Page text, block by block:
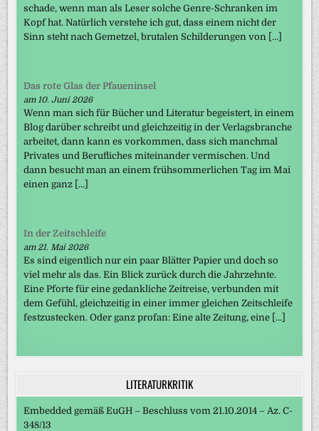
schade, wenn man als Leser solche Genre-Schranken im
Kopf hat. Natürlich verstehe ich gut, dass einem nicht der
Sinn steht nach Gemetzel, brutalen Schilderungen von […]
Das rote Glas der Pfaueninsel
am 10. Juni 2026
Wenn man sich für Bücher und Literatur begeistert, in einem
Blog darüber schreibt und gleichzeitig in der Verlagsbranche
arbeitet, dann kann es vorkommen, dass sich manchmal
Privates und Berufliches miteinander vermischen. Und
dann besucht man an einem frühsommerlichen Tag im Mai
einen ganz […]
In der Zeitschleife
am 21. Mai 2026
Es sind eigentlich nur ein paar Blätter Papier und doch so
viel mehr als das. Ein Blick zurück durch die Jahrzehnte.
Eine Pforte für eine gedankliche Zeitreise, verbunden mit
dem Gefühl, gleichzeitig in einer immer gleichen Zeitschleife
festzustecken. Oder ganz profan: Eine alte Zeitung, eine […]
LITERATURKRITIK
Embedded gemäß EuGH – Beschluss vom 21.10.2014 – Az. C-
348/13